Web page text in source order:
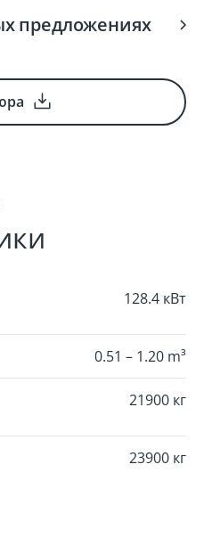
предложениях
128.4 кВт
0.51 – 1.20 m³
21900 кг
23900 кг